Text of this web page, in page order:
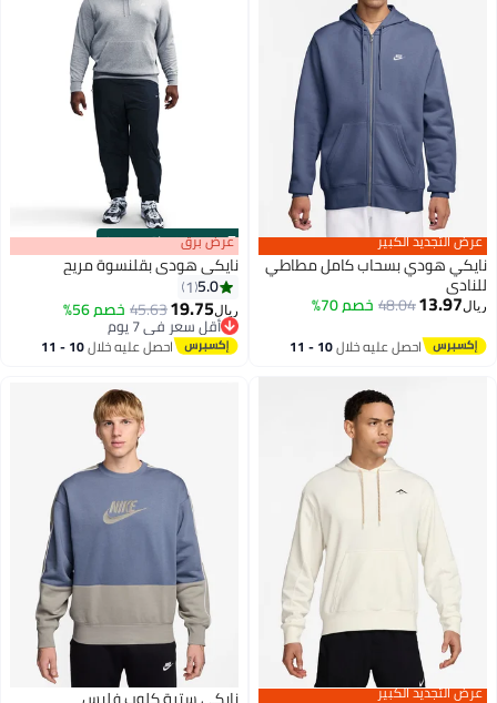
عرض التجديد الكبير
نايكي هودي بسحاب كامل مطاطي
للنادي
ريال13.97
48.04خصم 70%
احصل عليه خلال 10 - 11
00m:00s
·باقي 100% عرض برق
نايكي هودي بقلنسوة مريح
5.0
1
ريال19.75
45.63خصم 56%
أقل سعر في 7 يوم
أقل سعر في 7 يوماحصل عليه خلال 10 - 11
عرض التجديد الكبير